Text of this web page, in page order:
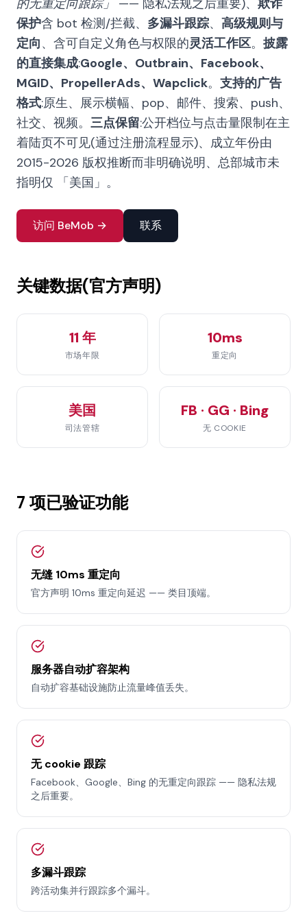
的无重定向跟踪」 —— 隐私法规之后重要)、 欺诈
保护含 bot 检测/拦截、 多漏斗跟踪、 高级规则与
定向、含可自定义角色与权限的灵活工作区。 披露
的直接集成:Google、Outbrain、Facebook、
MGID、PropellerAds、Wapclick。 支持的广告
格式:原生、展示横幅、pop、邮件、搜索、push、
社交、视频。 三点保留:公开档位与点击量限制在主
着陆页不可见(通过注册流程显示)、成立年份由
2015-2026 版权推断而非明确说明、总部城市未
指明仅 「美国」。
访问 BeMob → 联系
关键数据(官方声明)
11 年
市场年限
10ms
重定向
美国
司法管辖
FB · GG · Bing
无 COOKIE
7 项已验证功能
无缝 10ms 重定向
官方声明 10ms 重定向延迟 —— 类目顶端。
服务器自动扩容架构
自动扩容基础设施防止流量峰值丢失。
无 cookie 跟踪
Facebook、Google、Bing 的无重定向跟踪 —— 隐私法规
之后重要。
多漏斗跟踪
跨活动集并行跟踪多个漏斗。